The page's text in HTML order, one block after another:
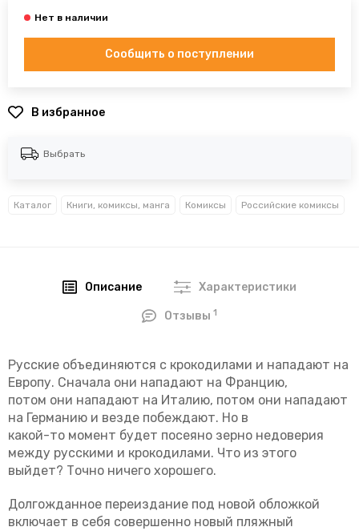
Сообщить о поступлении
В избранное
Выбрать
Каталог Книги, комиксы, манга Комиксы Российские комиксы
Описание Характеристики
Отзывы1
Русские объединяются с крокодилами и нападают на
Европу. Сначала они нападают на Францию,
потом они нападают на Италию, потом они нападают
на Германию и везде побеждают. Но в
какой-то момент будет посеяно зерно недоверия
между русскими и крокодилами. Что из этого
выйдет? Точно ничего хорошего.
Долгожданное переиздание под новой обложкой
включает в себя совершенно новый пляжный